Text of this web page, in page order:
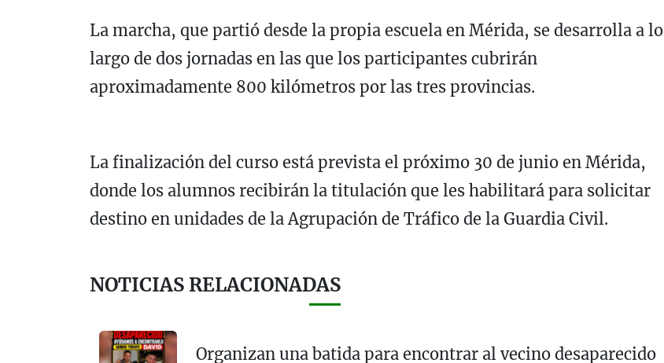
La marcha, que partió desde la propia escuela en Mérida, se desarrolla a lo
largo de dos jornadas en las que los participantes cubrirán
aproximadamente 800 kilómetros por las tres provincias.
La finalización del curso está prevista el próximo 30 de junio en Mérida,
donde los alumnos recibirán la titulación que les habilitará para solicitar
destino en unidades de la Agrupación de Tráfico de la Guardia Civil.
NOTICIAS RELACIONADAS
Organizan una batida para encontrar al vecino desaparecido